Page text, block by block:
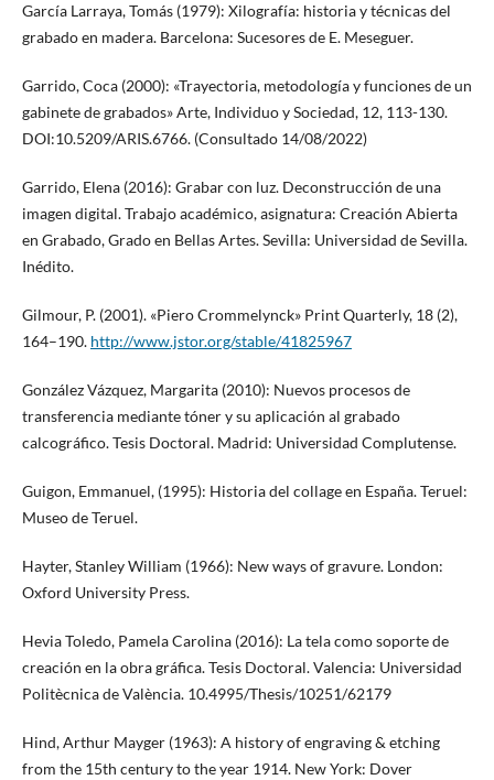
García Larraya, Tomás (1979): Xilografía: historia y técnicas del
grabado en madera. Barcelona: Sucesores de E. Meseguer.
Garrido, Coca (2000): «Trayectoria, metodología y funciones de un
gabinete de grabados» Arte, Individuo y Sociedad, 12, 113-130.
DOI:10.5209/ARIS.6766. (Consultado 14/08/2022)
Garrido, Elena (2016): Grabar con luz. Deconstrucción de una
imagen digital. Trabajo académico, asignatura: Creación Abierta
en Grabado, Grado en Bellas Artes. Sevilla: Universidad de Sevilla.
Inédito.
Gilmour, P. (2001). «Piero Crommelynck» Print Quarterly, 18 (2),
164–190. http://www.jstor.org/stable/41825967
González Vázquez, Margarita (2010): Nuevos procesos de
transferencia mediante tóner y su aplicación al grabado
calcográfico. Tesis Doctoral. Madrid: Universidad Complutense.
Guigon, Emmanuel, (1995): Historia del collage en España. Teruel:
Museo de Teruel.
Hayter, Stanley William (1966): New ways of gravure. London:
Oxford University Press.
Hevia Toledo, Pamela Carolina (2016): La tela como soporte de
creación en la obra gráfica. Tesis Doctoral. Valencia: Universidad
Politècnica de València. 10.4995/Thesis/10251/62179
Hind, Arthur Mayger (1963): A history of engraving & etching
from the 15th century to the year 1914. New York: Dover